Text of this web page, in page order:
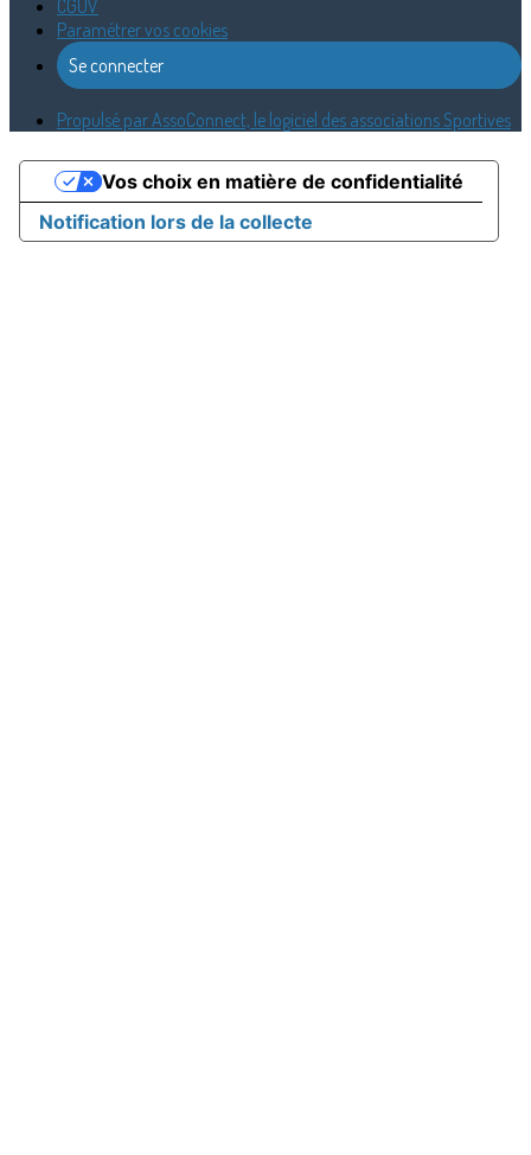
CGUV
Paramétrer vos cookies
Se connecter
Propulsé par AssoConnect, le logiciel des associations Sportives
Notification lors de la collecte
Vos choix en matière de confidentialité